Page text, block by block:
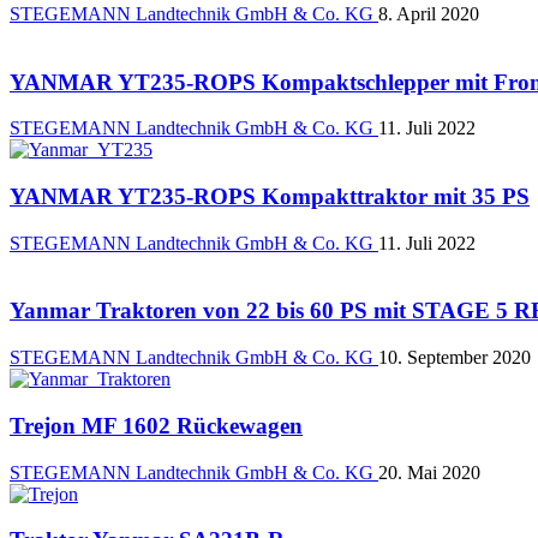
STEGEMANN Landtechnik GmbH & Co. KG 8. April 2020
YANMAR YT235-ROPS Kompaktschlepper mit
STEGEMANN Landtechnik GmbH & Co. KG 11. Juli 2022
YANMAR YT235-ROPS Kompakttraktor mit 35 PS
STEGEMANN Landtechnik GmbH & Co. KG 11. Juli 2022
Yanmar Traktoren von 22 bis 60 PS mit STAGE 5
STEGEMANN Landtechnik GmbH & Co. KG 10. September 2020
Trejon MF 1602 Rückewagen
STEGEMANN Landtechnik GmbH & Co. KG 20. Mai 2020